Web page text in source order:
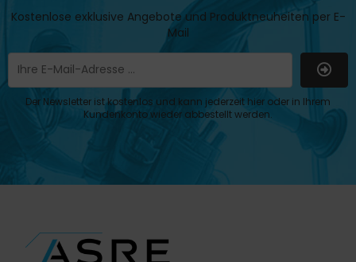
Kostenlose exklusive Angebote und Produktneuheiten per E-
Mail
Der Newsletter ist kostenlos und kann jederzeit hier oder in Ihrem
Kundenkonto wieder abbestellt werden.